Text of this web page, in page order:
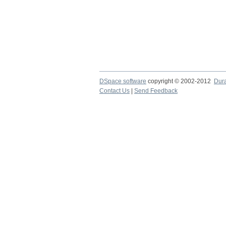
DSpace software copyright © 2002-2012
Contact Us
Send Feedback